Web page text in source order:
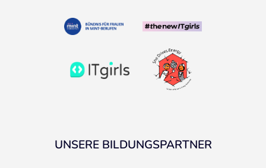
UNSERE BILDUNGSPARTNER